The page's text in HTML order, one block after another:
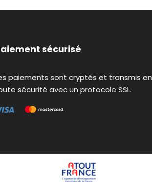
sécurisé
paiements sont cryptés et transmis en
sécurité avec un protocole SSL.